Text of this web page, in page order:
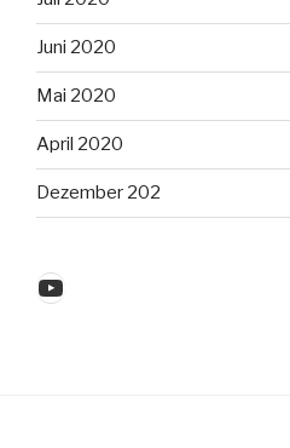
Juni 2020
Mai 2020
April 2020
Dezember 202
YouTube